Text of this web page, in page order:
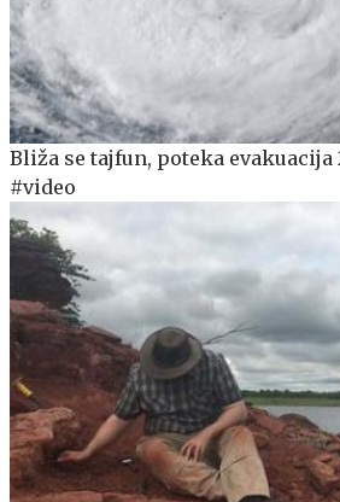
Bliža se tajfun, poteka
#video